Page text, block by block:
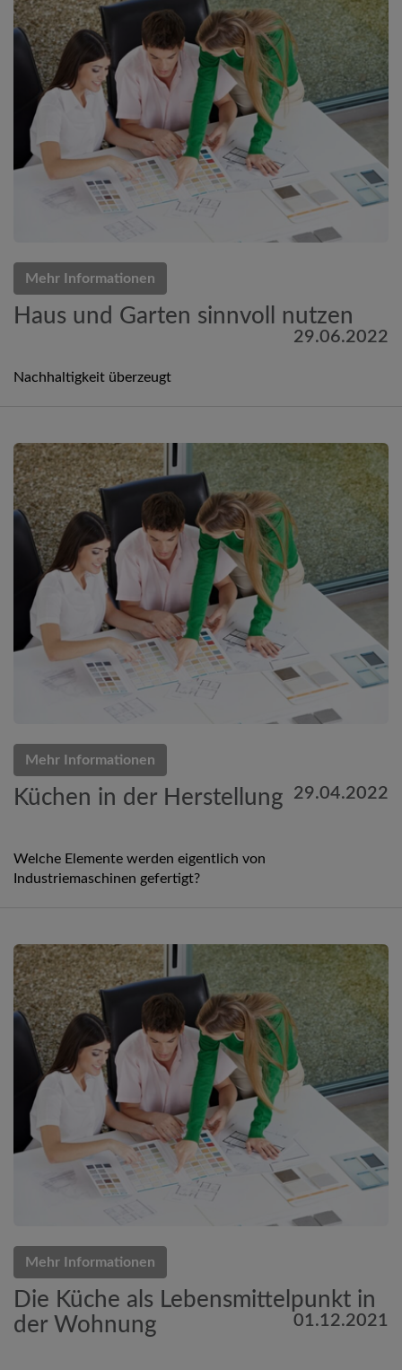
Mehr Informationen
Haus und Garten sinnvoll nutzen
29.06.2022
Nachhaltigkeit überzeugt
Mehr Informationen
Küchen in der Herstellung 29.04.2022
Welche Elemente werden eigentlich von
Industriemaschinen gefertigt?
Mehr Informationen
Die Küche als Lebensmittelpunkt in
der Wohnung
01.12.2021